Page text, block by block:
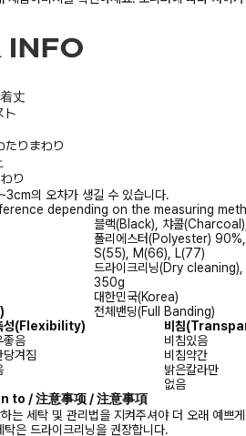
丈
ト
りまわり
り
의 오차가 생길 수 있습니다.
depending on the measuring
블랙(Black), 챠콜
폴리에스터(Polyester)
S(55), M(66), L(77)
드라이크리닝(Dry
350g
대한민국(Korea)
전체밴딩(Full Banding)
성(Flexibility) 비침
좋음 비침있음
당겨짐 비침약간
밝은칼라만
없음
to / 注意事项 / 注意事項
는 세탁 및 관리법을 지켜주셔야 더 오래 예쁘
은 드라이크리닝을 권장합니다.